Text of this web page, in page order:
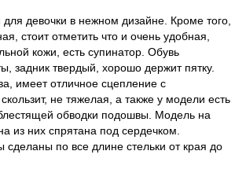
девочки в нежном дизайне. Кроме того,
стоит отметить что и очень удобная,
кожи, есть супинатор. Обувь
задник твердый, хорошо держит пятку.
имеет отличное сцепление с
не тяжелая, а также у модели есть
обводки подошвы. Модель на
из них спрятана под сердечком.
по все длине стельки от края до